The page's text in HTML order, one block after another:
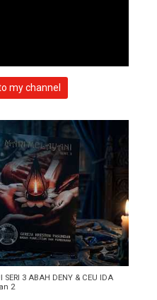
my channel
SERI 3 ABAH DENY & CEU IDA
2